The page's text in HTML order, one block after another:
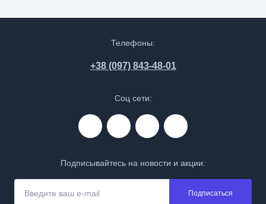
Телефоны:
+38 (097) 843-48-01
Соц сети:
Подписывайтесь на новости и акции:
Подписаться